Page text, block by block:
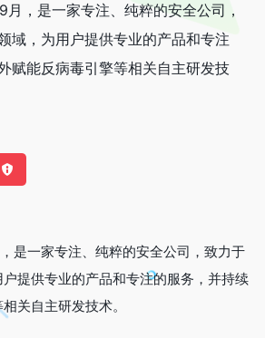
月，是一家专注、纯粹的安全公司，
域，为用户提供专业的产品和专注
赋能反病毒引擎等相关自主研发技
是一家专注、纯粹的安全公司，致力于
提供专业的产品和专注的服务，并持续
关自主研发技术。